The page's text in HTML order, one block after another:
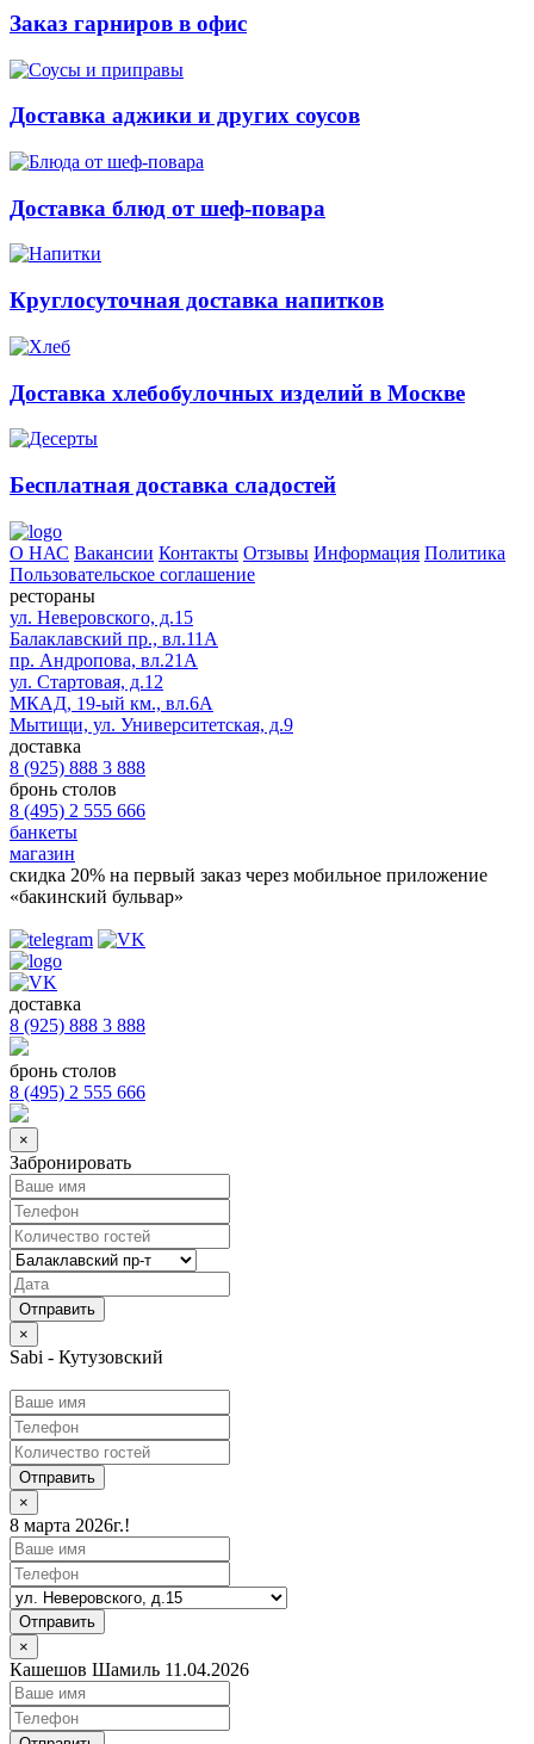
Заказ гарниров в офис
Доставка аджики и других соусов
Доставка блюд от шеф-повара
Круглосуточная доставка напитков
Доставка хлебобулочных изделий в Москве
Бесплатная доставка сладостей
О НАС Вакансии Контакты Отзывы Информация Политика
Пользовательское соглашение
рестораны
ул. Неверовского, д.15
Балаклавский пр., вл.11А
пр. Андропова, вл.21А
ул. Стартовая, д.12
МКАД, 19-ый км., вл.6А
Мытищи, ул. Университетская, д.9
доставка
8 (925) 888 3 888
бронь столов
8 (495) 2 555 666
банкеты
магазин
скидка 20% на первый заказ через мобильное приложение
«бакинский бульвар»
доставка
8 (925) 888 3 888
бронь столов
8 (495) 2 555 666
×
Забронировать
×
Sabi - Кутузовский
Отправить
×
8 марта 2026г.!
Отправить
×
Кашешов Шамиль 11.04.2026